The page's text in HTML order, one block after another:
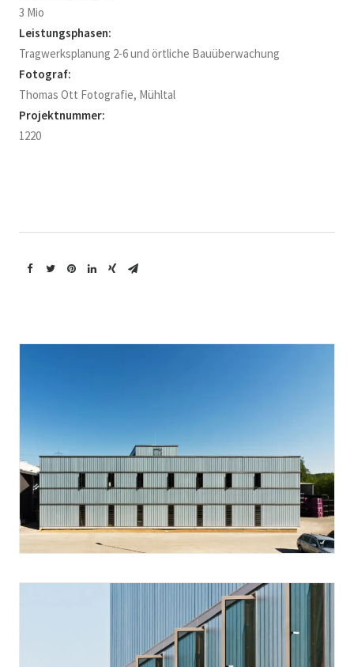
3 Mio
Leistungsphasen:
Tragwerksplanung 2-6 und örtliche Bauüberwachung
Fotograf:
Thomas Ott Fotografie, Mühltal
Projektnummer:
1220